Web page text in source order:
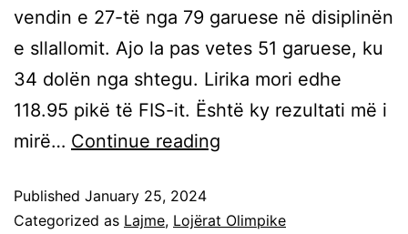
vendin e 27-të nga 79 garuese në disiplinën
e sllallomit. Ajo la pas vetes 51 garuese, ku
34 dolën nga shtegu. Lirika mori edhe
118.95 pikë të FIS-it. Është ky rezultati më i
mirë… Continue reading
Published January 25, 2024
Categorized as Lajme, Lojërat Olimpike